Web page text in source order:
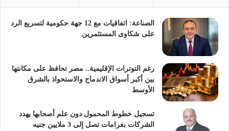
الصناعة: اتفاقيات مع 12 جهة حكومية لتسريع الرد
على شكاوى المستثمرين
رغم التوترات الإقليمية.. مصر تحافظ على مكانتها
بين أكبر أسواق الاندماج والاستحواذ بالشرق
الأوسط
تسجيل خطوط المحمول دون علم أصحابها يهدد
الشركات بغرامات تصل إلى 3 ملايين جنيه